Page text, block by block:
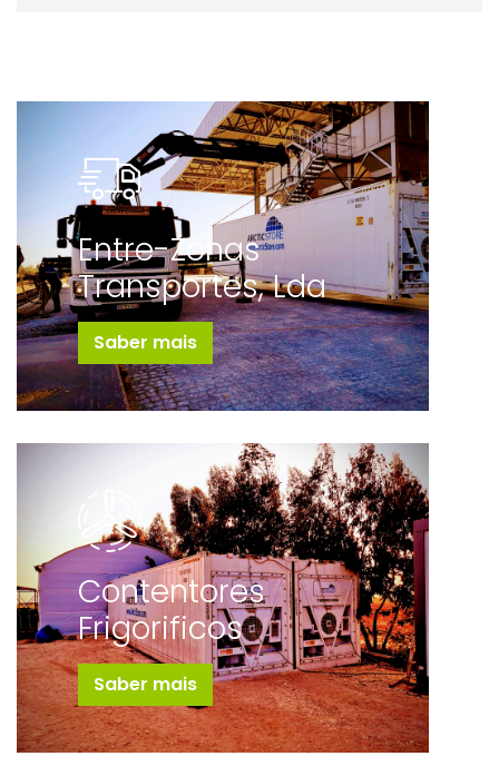
Entre-Zonas
Transportes, Lda
Saber mais
Contentores
Frigorificos
Saber mais